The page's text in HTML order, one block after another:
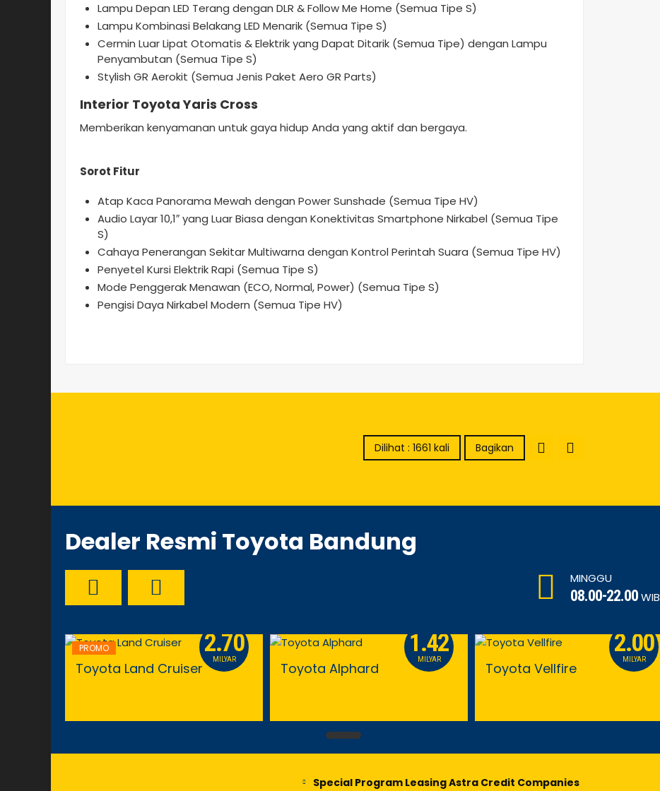
Lampu Depan LED Terang dengan DLR & Follow Me Home (Semua Tipe S)
Lampu Kombinasi Belakang LED Menarik (Semua Tipe S)
Cermin Luar Lipat Otomatis & Elektrik yang Dapat Ditarik (Semua Tipe) dengan Lampu
Penyambutan (Semua Tipe S)
Stylish GR Aerokit (Semua Jenis Paket Aero GR Parts)
Interior Toyota Yaris Cross
Memberikan kenyamanan untuk gaya hidup Anda yang aktif dan bergaya.
Sorot Fitur
Atap Kaca Panorama Mewah dengan Power Sunshade (Semua Tipe HV)
Audio Layar 10,1″ yang Luar Biasa dengan Konektivitas Smartphone Nirkabel (Semua Tipe
S)
Cahaya Penerangan Sekitar Multiwarna dengan Kontrol Perintah Suara (Semua Tipe HV)
Penyetel Kursi Elektrik Rapi (Semua Tipe S)
Mode Penggerak Menawan (ECO, Normal, Power) (Semua Tipe S)
Pengisi Daya Nirkabel Modern (Semua Tipe HV)
Dilihat : 1661 kali Bagikan
Dealer Resmi Toyota Bandung
MINGGU
08.00-22.00WIB
PROMO 2.70
MILYAR
Toyota Land Cruiser
1.42
MILYAR
Toyota Alphard
2.00
MILYAR
Toyota Vellfire
Special Program Leasing Astra Credit Companies